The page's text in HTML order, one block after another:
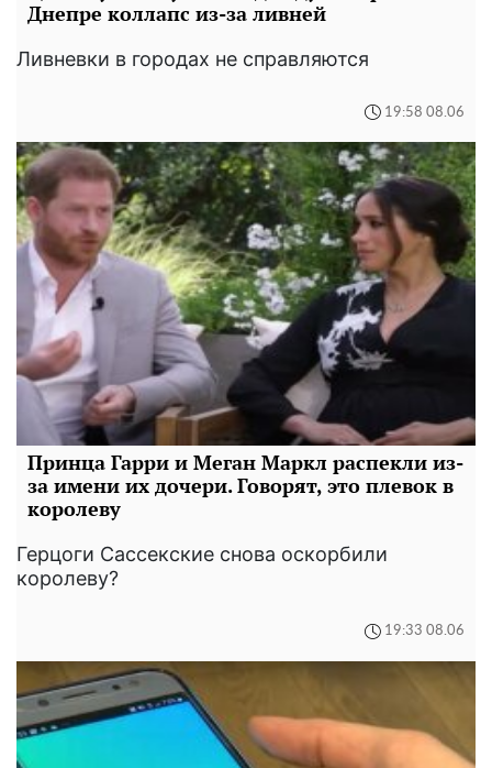
Днепре коллапс из-за ливней
Ливневки в городах не справляются
19:58 08.06
Принца Гарри и Меган Маркл распекли из-
за имени их дочери. Говорят, это плевок в
королеву
Герцоги Сассекские снова оскорбили
королеву?
19:33 08.06